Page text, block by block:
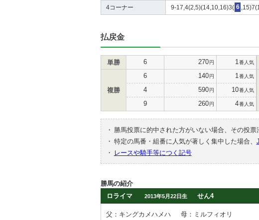
4コーナー 9-17,4(2,5)(14,10,16)3( 6
払戻金
単勝 6 270円 1 番人気
複勝
6 140円 1 番人気
4 590円 10番人気
9 260円 4番人気
・ 勝馬投票に的中された方がいない場合、その投票
・ 特定の馬番・組番に人気が著しく集中した場合、
・
レースや騎手等につく記号
勝馬の紹介
ロライマ
2013年5月22日生 せん4
父：キングカメハメハ
母：ミルフィオリ